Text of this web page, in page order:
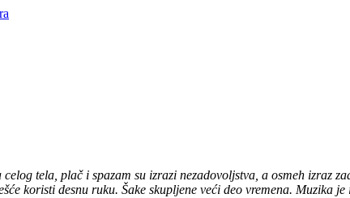
tela, plač i spazam su izrazi nezadovoljstva, a osmeh izraz
koristi desnu ruku. Šake skupljene veći deo vremena.